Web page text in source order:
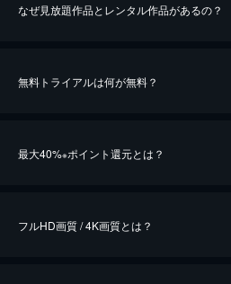
なぜ見放題作品とレンタル作品があるの？
無料トライアルは何が無料？
最大40%※ポイント還元とは？
フルHD画質 / 4K画質とは？